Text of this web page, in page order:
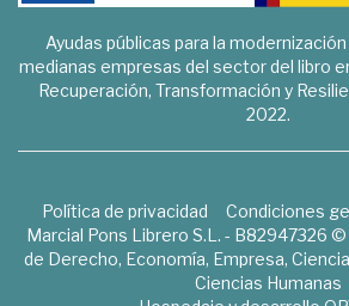
Ayudas públicas para la
medianas empresas del sector del libro
Recuperación, Transformación y
2022.
Política de privacidad Condiciones
Marcial Pons Librero S.L. - B82947326
de Derecho, Economía, Empresa,
Ciencias Humanas